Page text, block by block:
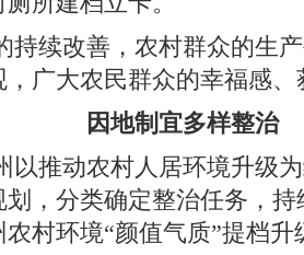
持续改善，农村群众的生
广大农民群众的幸福感
因地制宜多样整治
以推动农村人居环境升级
，分类确定整治任务，
村环境“颜值气质”提档升